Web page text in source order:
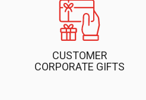
CUSTOMER
CORPORATE GIFTS